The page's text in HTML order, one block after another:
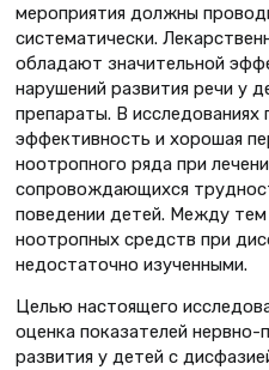
мероприятия должны
систематически.
обладают значительной
нарушений развития речи у
препараты. В
эффективность и хорошая
ноотропного ряда при
сопровождающихся
поведении детей. Между
ноотропных средств при
недостаточно изученными.
Целью настоящего
оценка показателей нервно-
развития у детей с